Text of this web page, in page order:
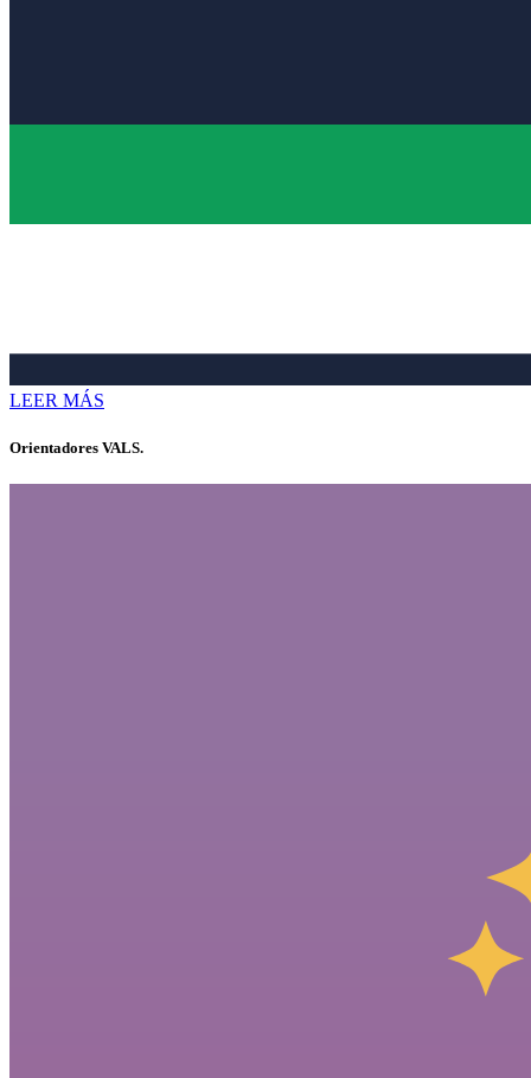
LEER MÁS
Orientadores VALS.